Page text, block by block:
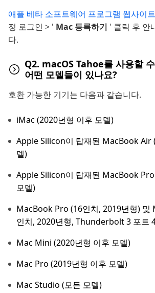
애플 베타 소프트웨어 프로그램 웹사이트
정 로그인 > ' Mac 등록하기 ' 클릭 후 안
다.
Q2. macOS Tahoe를 사용할
어떤 모델들이 있나요?
호환 가능한 기기는 다음과 같습니다.
iMac (2020년형 이후 모델)
Apple Silicon이 탑재된 MacBook Air
델)
Apple Silicon이 탑재된 MacBook
모델)
MacBook Pro (16인치, 2019년형) 및
인치, 2020년형, Thunderbolt 3 포트
Mac Mini (2020년형 이후 모델)
Mac Pro (2019년형 이후 모델)
Mac Studio (모든 모델)